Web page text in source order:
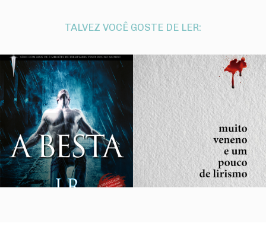
TALVEZ VOCÊ GOSTE DE LER: